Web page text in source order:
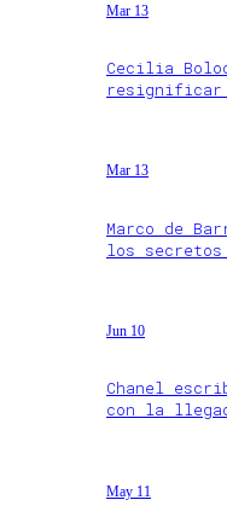
Mar 13
Cecilia
resignificar
Mar 13
Marco de
los
Jun 10
Chanel
con la
May 11